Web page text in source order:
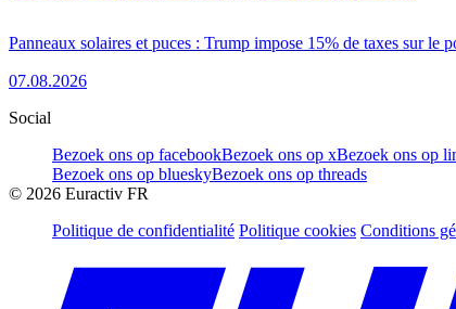
Panneaux solaires et puces : Trump impose 15% de taxes sur le
07.08.2026
Social
Bezoek ons op facebookBezoek ons op xBezoek ons op
Bezoek ons op blueskyBezoek ons op threads
© 2026 Euractiv FR
Politique de confidentialité Politique cookies Conditions